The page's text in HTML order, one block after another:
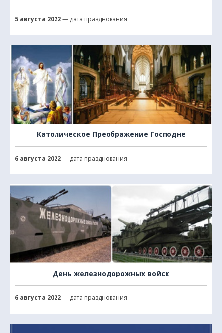
5 августа 2022— дата празднования
Католическое Преображение Господне
6 августа 2022— дата празднования
День железнодорожных войск
6 августа 2022— дата празднования